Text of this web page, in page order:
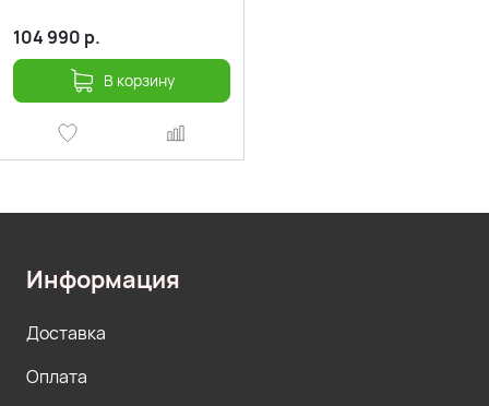
104 990 р.
В корзину
Информация
Доставка
Оплата